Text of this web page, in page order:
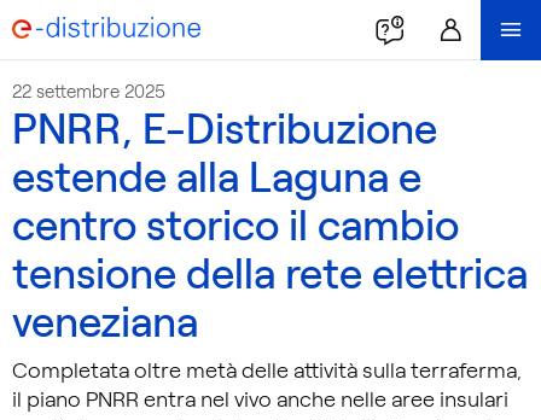
22 settembre 2025
PNRR, E-Distribuzione
estende alla Laguna e
centro storico il cambio
tensione della rete elettrica
veneziana
Completata oltre metà delle attività sulla terraferma,
il piano PNRR entra nel vivo anche nelle aree insulari